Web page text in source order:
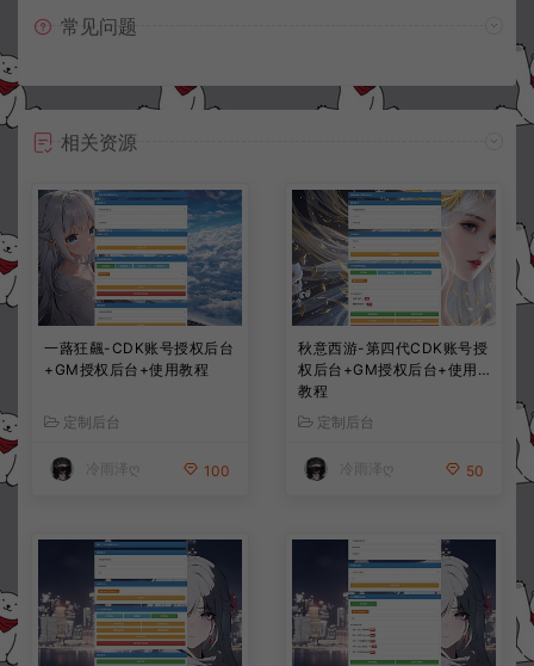
常见问题
相关资源
一蕗狂飆-CDK账号授权后台
+GM授权后台+使用教程
定制后台
冷雨泽ღ 100
秋意西游-第四代CDK账号授
权后台+GM授权后台+使用
教程
定制后台
冷雨泽ღ 50